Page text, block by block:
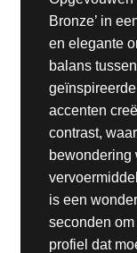
Bronze’ in
en elegante
balans
accenten
contrast,
bewondering
is een
seconden
profiel dat